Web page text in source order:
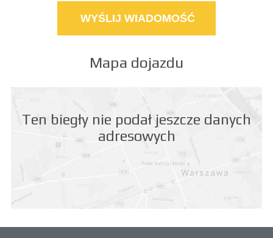
Mapa dojazdu
Ten biegły nie podał jeszcze danych
adresowych